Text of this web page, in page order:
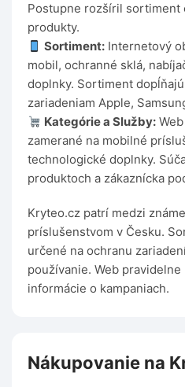
Postupne rozšíril sortiment
produkty.
Sortiment: Internetový
mobil, ochranné sklá,
doplnky. Sortiment
zariadeniam Apple,
Kategórie a Služby:
zamerané na mobilné
technologické doplnky.
produktoch a zákaznícka
Kryteo.cz patrí medzi
príslušenstvom v Česku.
určené na ochranu
používanie. Web
informácie o kampaniach.
Nákupovanie na